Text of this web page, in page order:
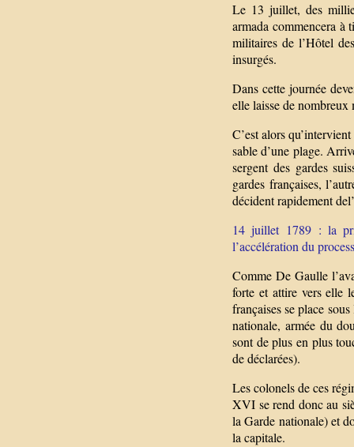
Le 13 juillet, des
armada commencera à
militaires de l’Hôtel
insurgés.
Dans cette journée
elle laisse de nombreux
C’est alors
sable d’une plage.
sergent des gardes
gardes françaises,
décident rapidement
14 juillet 1789 : la
l’accélération du
Comme De Gaulle
forte et attire vers elle
françaises se place
nationale, armée du
sont de plus en plus
de déclarées).
Les colonels de ces
XVI se rend donc au
la Garde nationale) et
la capitale.